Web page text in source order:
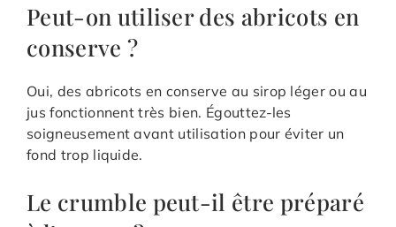
Peut-on utiliser des abricots en
conserve ?
Oui, des abricots en conserve au sirop léger ou au
jus fonctionnent très bien. Égouttez-les
soigneusement avant utilisation pour éviter un
fond trop liquide.
Le crumble peut-il être préparé